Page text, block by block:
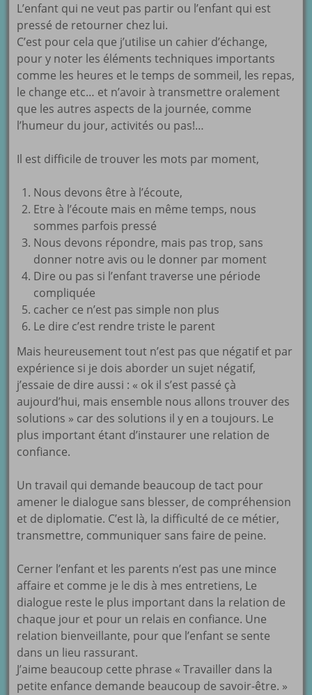
L’enfant qui ne veut pas partir ou l’enfant qui est
pressé de retourner chez lui.
C’est pour cela que j’utilise un cahier d’échange,
pour y noter les éléments techniques importants
comme les heures et le temps de sommeil, les repas,
le change etc… et n’avoir à transmettre oralement
que les autres aspects de la journée, comme
l’humeur du jour, activités ou pas!…
Il est difficile de trouver les mots par moment,
Nous devons être à l’écoute,
Etre à l’écoute mais en même temps, nous
sommes parfois pressé
Nous devons répondre, mais pas trop, sans
donner notre avis ou le donner par moment
Dire ou pas si l’enfant traverse une période
compliquée
cacher ce n’est pas simple non plus
Le dire c’est rendre triste le parent
Mais heureusement tout n’est pas que négatif et par
expérience si je dois aborder un sujet négatif,
j’essaie de dire aussi : « ok il s’est passé çà
aujourd’hui, mais ensemble nous allons trouver des
solutions » car des solutions il y en a toujours. Le
plus important étant d’instaurer une relation de
confiance.
Un travail qui demande beaucoup de tact pour
amener le dialogue sans blesser, de compréhension
et de diplomatie. C’est là, la difficulté de ce métier,
transmettre, communiquer sans faire de peine.
Cerner l’enfant et les parents n’est pas une mince
affaire et comme je le dis à mes entretiens, Le
dialogue reste le plus important dans la relation de
chaque jour et pour un relais en confiance. Une
relation bienveillante, pour que l’enfant se sente
dans un lieu rassurant.
J’aime beaucoup cette phrase « Travailler dans la
petite enfance demande beaucoup de savoir-être. »